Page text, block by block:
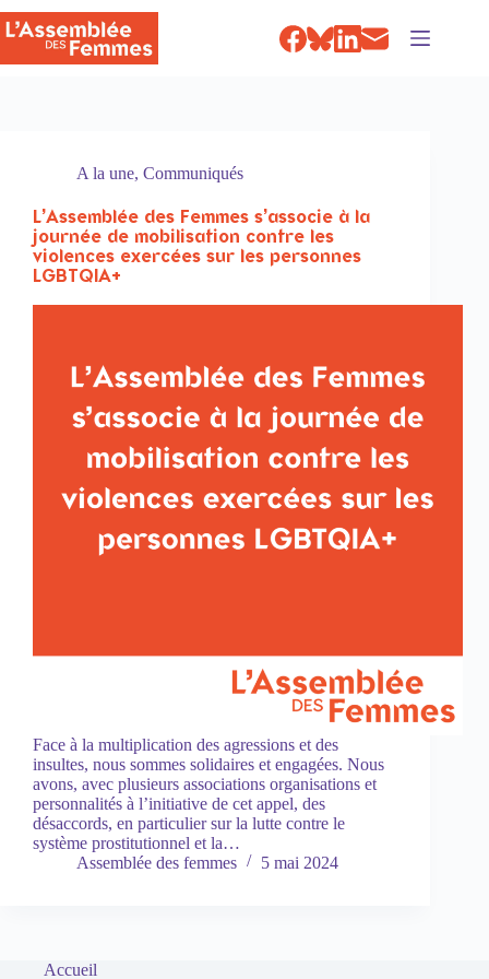
Passer
au
contenu
A la une, Communiqués
L’Assemblée des Femmes s’associe à la
journée de mobilisation contre les
violences exercées sur les personnes
LGBTQIA+
Face à la multiplication des agressions et des
insultes, nous sommes solidaires et engagées. Nous
avons, avec plusieurs associations organisations et
personnalités à l’initiative de cet appel, des
désaccords, en particulier sur la lutte contre le
système prostitutionnel et la…
Assemblée des femmes
5 mai 2024
Accueil